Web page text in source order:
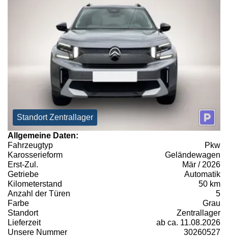
Standort Zentrallager
Allgemeine Daten:
Fahrzeugtyp
Pkw
Karosserieform
Geländewagen
Erst-Zul.
Mär / 2026
Getriebe
Automatik
Kilometerstand
50 km
Anzahl der Türen
5
Farbe
Grau
Standort
Zentrallager
Lieferzeit
ab ca. 11.08.2026
Unsere Nummer
30260527